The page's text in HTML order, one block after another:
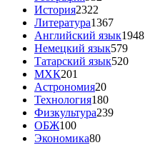
История2322
Литература1367
Английский язык1948
Немецкий язык579
Татарский язык520
МХК201
Астрономия20
Технология180
Физкультура239
ОБЖ100
Экономика80